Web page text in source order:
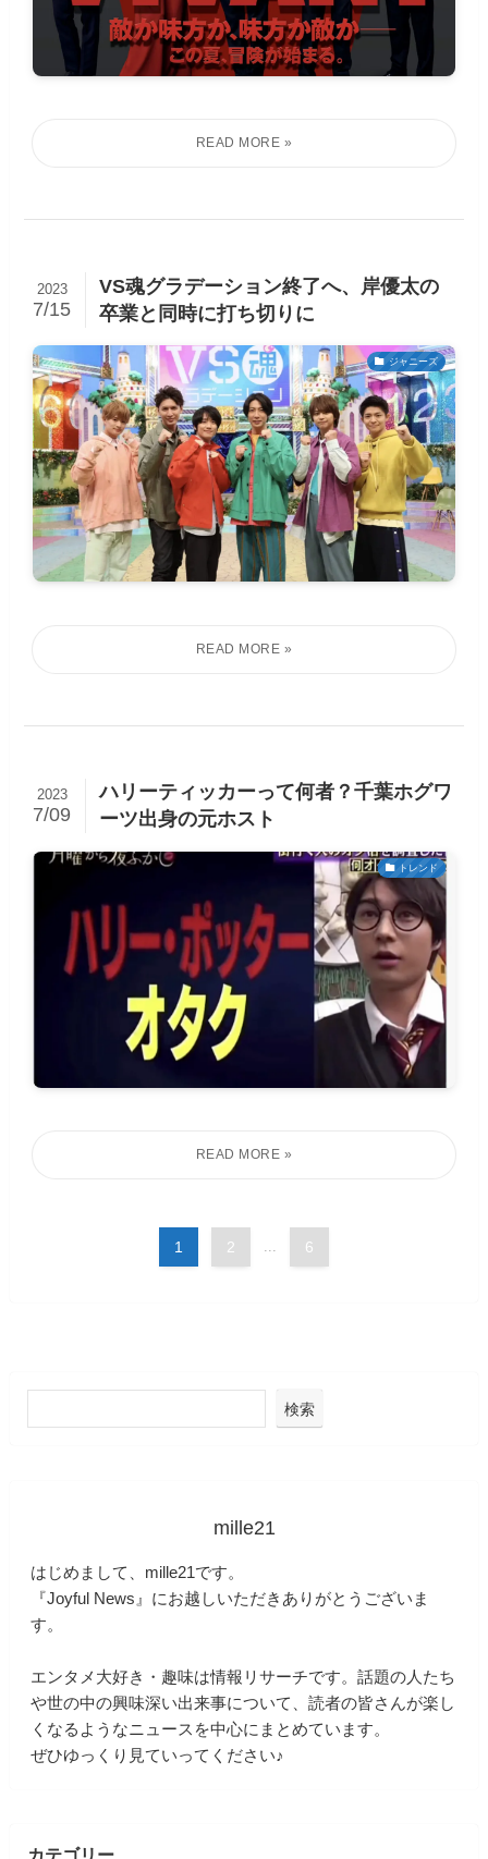
VS魂グラデーション終了へ、岸優太の
卒業と同時に打ち切りに
2023
7/15
ジャニーズ
ハリーティッカーって何者？千葉ホグワ
ーツ出身の元ホスト
2023
7/09
トレンド
1 2 ... 6
検索
mille21
はじめまして、mille21です。
『Joyful News』にお越しいただきありがとうございま
す。
エンタメ大好き・趣味は情報リサーチです。話題の人たち
や世の中の興味深い出来事について、読者の皆さんが楽し
くなるようなニュースを中心にまとめています。
ぜひゆっくり見ていってください♪
カテゴリー